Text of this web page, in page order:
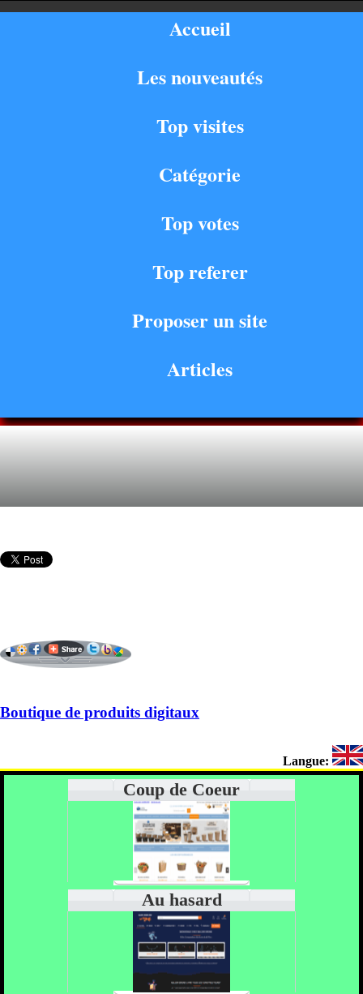
Accueil
Les nouveautés
Top visites
Catégorie
Top votes
Top referer
Proposer un site
Articles
Boutique de produits digitaux
Langue:
Coup de Coeur
Au hasard